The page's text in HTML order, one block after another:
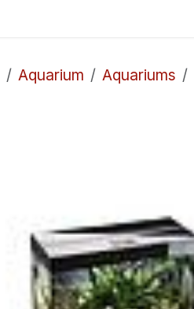
Aquarium Aquariums